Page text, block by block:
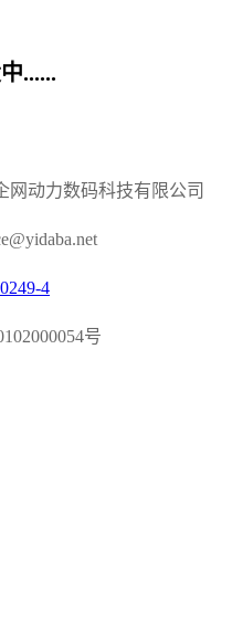
......
网动力数码科技有限公司
4
号